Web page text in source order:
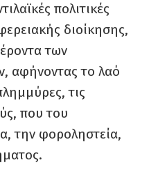
πολιτικές
διοίκησης,
των
αφήνοντας το λαό
τις
που του
την φοροληστεία,